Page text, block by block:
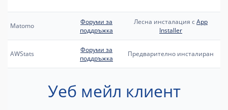
Matomo
Форуми за
поддръжка
Лесна инсталация сApp
Installer
AWStats
Форуми за
поддръжка
Предварително инсталиран
Уеб мейл клиент